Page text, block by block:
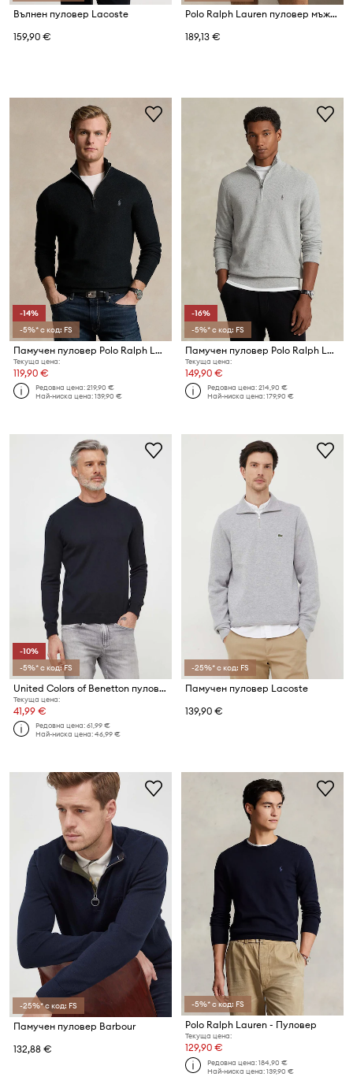
Вълнен пуловер Lacoste
159,90 €
Polo Ralph Lauren пуловер мъжки памучен
189,13 €
-14%
-5%* с код: FS
Памучен пуловер Polo Ralph Lauren
Текуща цена:
119,90 €
Редовна цена:219,90 €
Най-ниска цена:139,90 €
-16%
-5%* с код: FS
Памучен пуловер Polo Ralph Lauren
Текуща цена:
149,90 €
Редовна цена:214,90 €
Най-ниска цена:179,90 €
-10%
-5%* с код: FS
United Colors of Benetton пуловер мъжки от памук
Текуща цена:
41,99 €
Редовна цена:61,99 €
Най-ниска цена:46,99 €
-25%* с код: FS
Памучен пуловер Lacoste
139,90 €
-25%* с код: FS
Памучен пуловер Barbour
132,88 €
-5%* с код: FS
Polo Ralph Lauren - Пуловер
Текуща цена:
129,90 €
Редовна цена:184,90 €
Най-ниска цена:139,90 €